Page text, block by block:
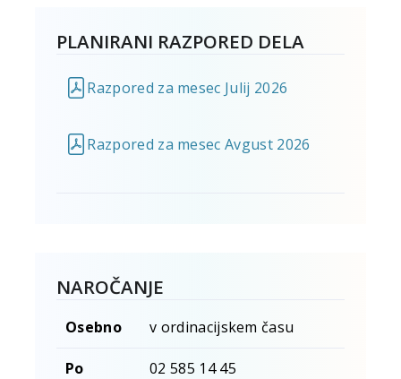
PLANIRANI RAZPORED DELA
Razpored za mesec Julij 2026
Razpored za mesec Avgust 2026
NAROČANJE
Osebno v ordinacijskem času
Po
02 585 14 45